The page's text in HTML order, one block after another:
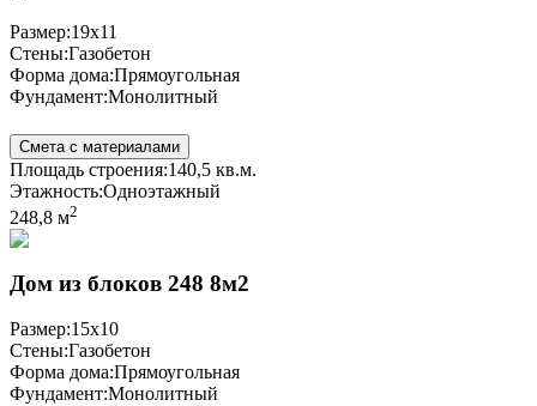
Размер:19x11
Стены:Газобетон
Форма дома:Прямоугольная
Фундамент:Монолитный
Смета с материалами
Площадь строения:140,5 кв.м.
Этажность:Одноэтажный
248,8 м2
Дом из блоков 248 8м2
Размер:15x10
Стены:Газобетон
Форма дома:Прямоугольная
Фундамент:Монолитный